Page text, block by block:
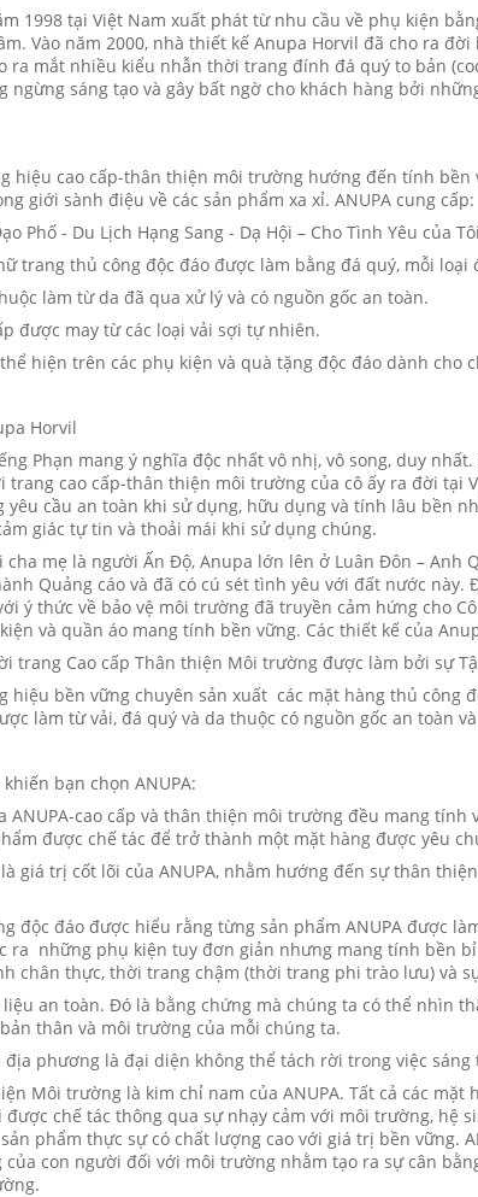
1998 tại Việt Nam xuất phát từ nhu cầu về phụ kiện
Vào năm 2000, nhà thiết kế Anupa Horvil đã cho ra
ra mắt nhiều kiểu nhẫn thời trang đính đá quý to bản
ngừng sáng tạo và gây bất ngờ cho khách hàng bởi
hiệu cao cấp-thân thiện môi trường hướng đến tính
giới sành điệu về các sản phẩm xa xỉ. ANUPA cung cấp:
Phố - Du Lịch Hạng Sang - Dạ Hội – Cho Tình Yêu của
trang thủ công độc đáo được làm bằng đá quý, mỗi
làm từ da đã qua xử lý và có nguồn gốc an toàn.
được may từ các loại vải sợi tự nhiên.
hiện trên các phụ kiện và quà tặng độc đáo dành cho
Horvil
Phạn mang ý nghĩa độc nhất vô nhị, vô song, duy
cao cấp-thân thiện môi trường của cô ấy ra đời tại
yêu cầu an toàn khi sử dụng, hữu dụng và tính lâu bền
giác tự tin và thoải mái khi sử dụng chúng.
mẹ là người Ấn Độ, Anupa lớn lên ở Luân Đôn – Anh
Quảng cáo và đã có cú sét tình yêu với đất nước
ý thức về bảo vệ môi trường đã truyền cảm hứng cho
và quần áo mang tính bền vững. Các thiết kế của
trang Cao cấp Thân thiện Môi trường được làm bởi sự
hiệu bền vững chuyên sản xuất các mặt hàng thủ công
làm từ vải, đá quý và da thuộc có nguồn gốc an toàn
khiến bạn chọn ANUPA:
ANUPA-cao cấp và thân thiện môi trường đều mang
được chế tác để trở thành một mặt hàng được yêu
giá trị cốt lõi của ANUPA, nhằm hướng đến sự thân
độc đáo được hiểu rằng từng sản phẩm ANUPA được
ra những phụ kiện tuy đơn giản nhưng mang tính bền
chân thực, thời trang chậm (thời trang phi trào lưu) và
an toàn. Đó là bằng chứng mà chúng ta có thể nhìn
thân và môi trường của mỗi chúng ta.
địa phương là đại diện không thể tách rời trong việc sáng
Môi trường là kim chỉ nam của ANUPA. Tất cả các
chế tác thông qua sự nhạy cảm với môi trường, hệ
phẩm thực sự có chất lượng cao với giá trị bền vững.
của con người đối với môi trường nhằm tạo ra sự cân